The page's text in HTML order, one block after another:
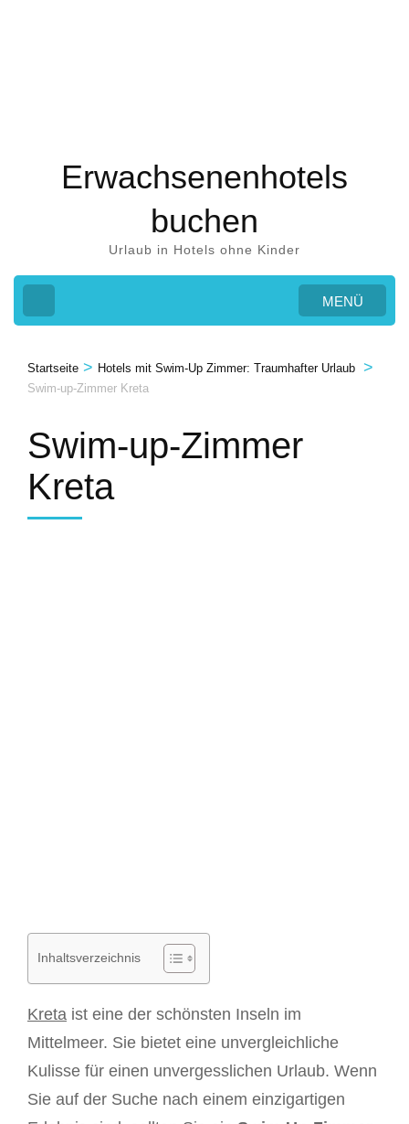
Erwachsenenhotels
buchen
Urlaub in Hotels ohne Kinder
MENÜ
Startseite > Hotels mit Swim-Up Zimmer: Traumhafter Urlaub >
Swim-up-Zimmer Kreta
Swim-up-Zimmer
Kreta
Inhaltsverzeichnis
Kreta ist eine der schönsten Inseln im
Mittelmeer. Sie bietet eine unvergleichliche
Kulisse für einen unvergesslichen Urlaub. Wenn
Sie auf der Suche nach einem einzigartigen